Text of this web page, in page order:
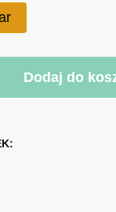
460 zł
Dodaj do